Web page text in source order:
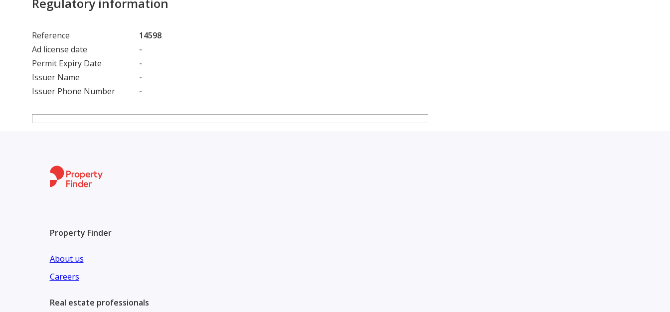
Reference
14598
Ad license date
-
Permit Expiry Date
-
Issuer Name
-
Issuer Phone Number
-
Property Finder
About us
Careers
Real estate professionals